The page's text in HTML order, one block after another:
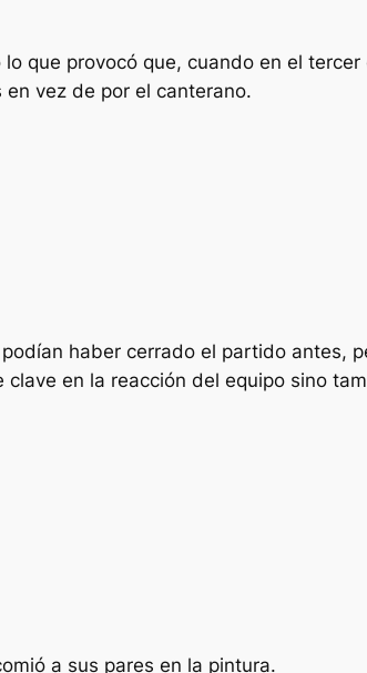
que provocó que, cuando en el tercer
vez de por el canterano.
haber cerrado el partido antes,
en la reacción del equipo sino
a sus pares en la pintura.